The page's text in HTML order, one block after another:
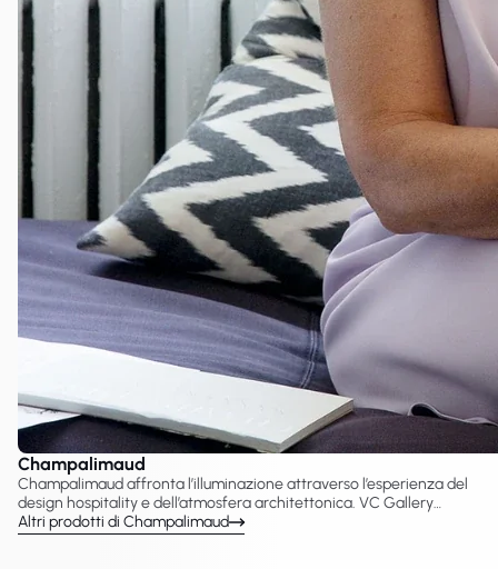
Champalimaud
Champalimaud affronta l’illuminazione attraverso l’esperienza del
design hospitality e dell’atmosfera architettonica. VC Gallery
presenta lampade Champalimaud create con Visual Comfort &
Co., tra cui lampadari, sospensioni, applique e lampade. Le
Altri prodotti di Champalimaud